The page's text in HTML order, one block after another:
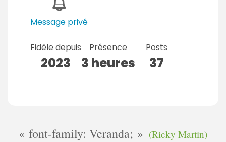
Message privé
Fidèle depuis
2023
Présence
3 heures
Posts
37
font-family: Veranda; (Ricky Martin)